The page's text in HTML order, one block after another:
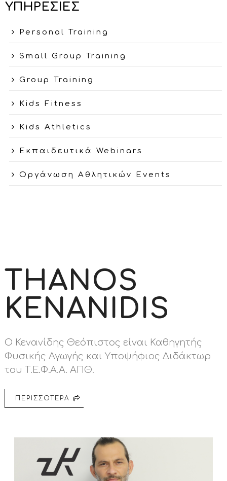
ΥΠΗΡΕΣΙΕΣ
Personal Training
Small Group Training
Group Training
Kids Fitness
Kids Athletics
Εκπαιδευτικά Webinars
Οργάνωση Αθλητικών Events
THANOS
KENANIDIS
Ο Κενανίδης Θεόπιστος είναι Καθηγητής
Φυσικής Αγωγής και Υποψήφιος Διδάκτωρ
του Τ.Ε.Φ.Α.Α. ΑΠΘ.
ΠΕΡΙΣΣΟΤΕΡΑ